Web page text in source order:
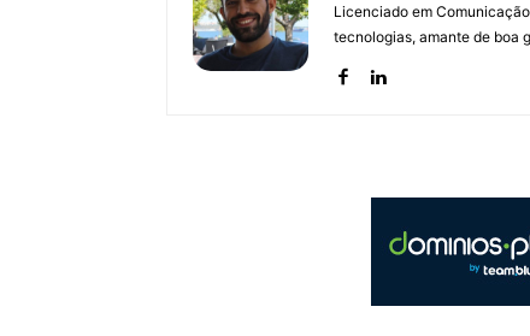
Licenciado em
tecnologias, amante de boa